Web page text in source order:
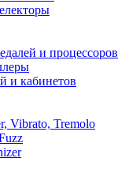
и процессоров
и кабинетов
Vibrato, Tremolo